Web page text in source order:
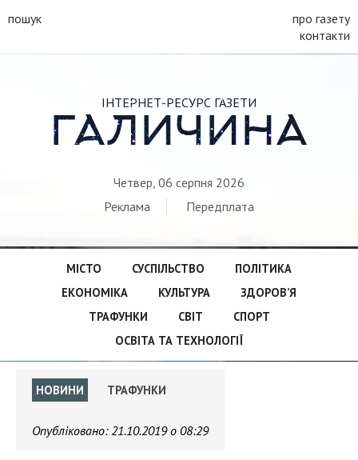
пошук
про газету
контакти
ІНТЕРНЕТ-РЕСУРС ГАЗЕТИ
ГАЛИЧИНА
Четвер, 06 серпня 2026
Реклама
Передплата
МІСТО СУСПІЛЬСТВО
ПОЛІТИКА
ЕКОНОМІКА
КУЛЬТУРА
ЗДОРОВ’Я
ТРАФУНКИ
СВІТ
СПОРТ
ОСВІТА ТА ТЕХНОЛОГІЇ
НОВИНИ ТРАФУНКИ
Опубліковано:21.10.2019 о 08:29